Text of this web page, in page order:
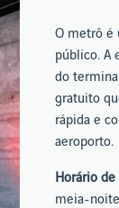
O metrô é
público. A
do
gratuito
rápida e
aeroporto.
Horário
meia-